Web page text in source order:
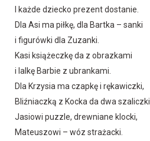
I każde dziecko prezent dostanie.
Dla Asi ma piłkę, dla Bartka – sanki
i figurówki dla Zuzanki.
Kasi książeczkę da z obrazkami
i lalkę Barbie z ubrankami.
Dla Krzysia ma czapkę i rękawiczki,
Bliźniaczką z Kocka da dwa szaliczki.
Jasiowi puzzle, drewniane klocki,
Mateuszowi – wóz strażacki.